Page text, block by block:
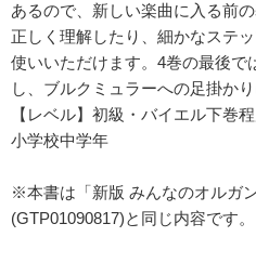
あるので、新しい楽曲に入る前
正しく理解したり、細かなステ
使いいただけます。4巻の最後
し、ブルクミュラーへの足掛か
【レベル】初級・バイエル下巻
小学校中学年
※本書は「新版 みんなのオルガ
(GTP01090817)と同じ内容です。